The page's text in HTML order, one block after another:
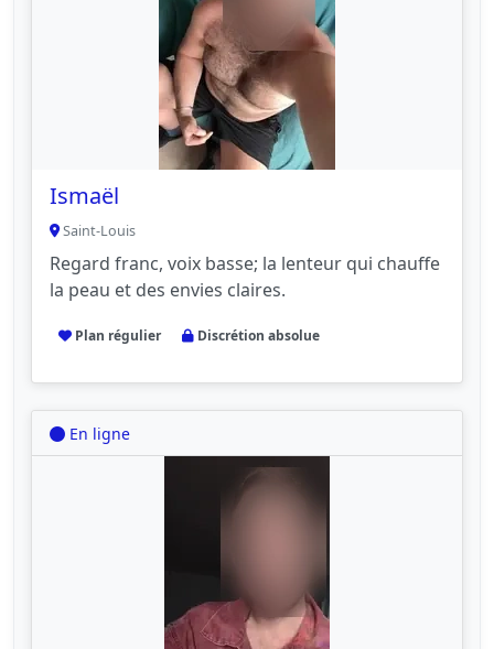
Ismaël
Saint-Louis
Regard franc, voix basse; la lenteur qui chauffe
la peau et des envies claires.
Plan régulier Discrétion absolue
En ligne